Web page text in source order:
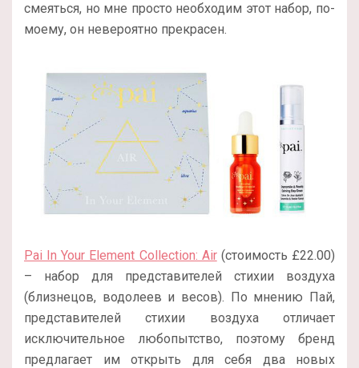
смеяться, но мне просто необходим этот набор, по-
моему, он невероятно прекрасен.
Pai In Your Element Collection: Air(стоимость £22.00)
– набор для представителей стихии воздуха
(близнецов, водолеев и весов). По мнению Пай,
представителей стихии воздуха отличает
исключительное любопытство, поэтому бренд
предлагает им открыть для себя два новых